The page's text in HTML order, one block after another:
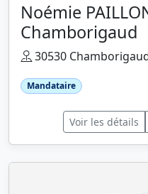
Noémie
Chamborigaud
30530
Mandataire
Voir les détails